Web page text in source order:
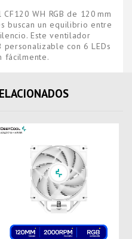
WH RGB de 120 mm
buscan un equilibrio entre
Este ventilador
personalizable con 6 LEDs
fácilmente.